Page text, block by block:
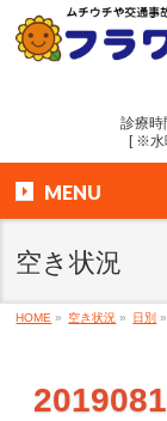
診療
[ ※水
MENU
空き状況
HOME » 空き状況 » 日別 »